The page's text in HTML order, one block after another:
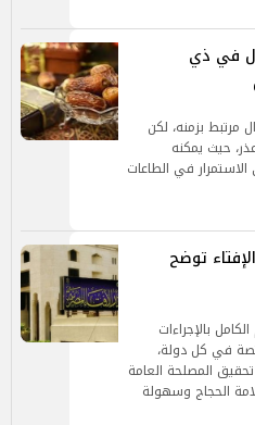
في ذي
بزمنه، لكن
حيث يمكنه
في الطاعات
توضح
بالإجراءات
في كل دولة،
المصلحة العامة
الحجاج وسهولة